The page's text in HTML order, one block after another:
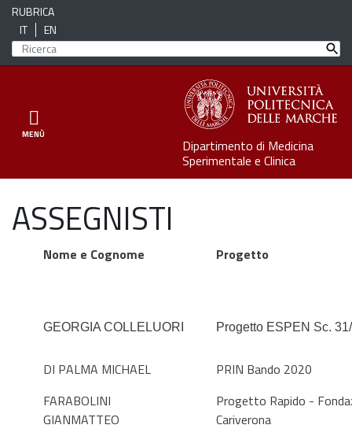
RUBRICA
IT
EN
Toggle navigation
MENÙ
Dipartimento di Medicina
Sperimentale e Clinica
ASSEGNISTI
Nome e Cognome Progetto
GEORGIA COLLELUORI Progetto ESPEN Sc.
DI PALMA MICHAEL
PRIN Bando 2020
FARABOLINI
GIANMATTEO
Progetto Rapido -
Cariverona